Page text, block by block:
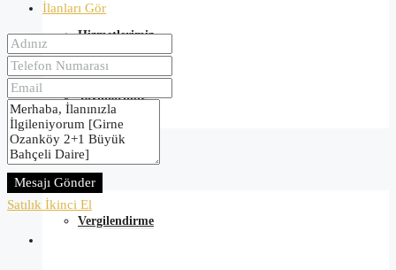
Hizmetlerimiz
Yayınlarımız
Satın Alma Rehberi
Vergilendirme
İlanları Gör
Mesajı Gönder
Satılık İkinci El